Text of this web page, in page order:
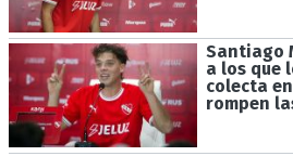
Santiago
a los que
colecta
rompen